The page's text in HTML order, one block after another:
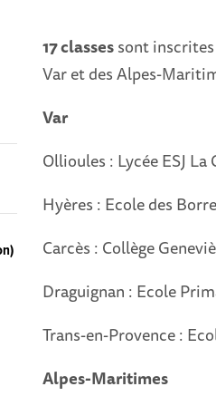
17 classessont
Var et des Alpes-
Var
Ollioules : Lycée ESJ
Hyères : Ecole des
Carcès : Collège
Draguignan : Ecole
Trans-en-Provence :
Alpes-Maritimes